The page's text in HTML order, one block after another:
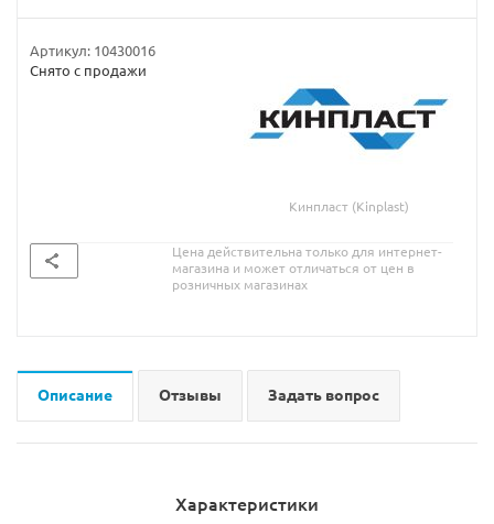
Артикул: 10430016
Снято с продажи
Кинпласт (Kinplast)
Цена действительна только для интернет-
магазина и может отличаться от цен в
розничных магазинах
Описание Отзывы Задать вопрос
Характеристики